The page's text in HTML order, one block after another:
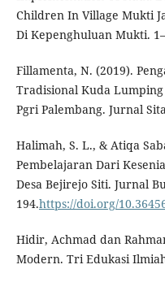
Children In Village Mukti
Di Kepenghuluan Mukti.
Fillamenta, N. (2019).
Tradisional Kuda
Pgri Palembang. Jurnal
Halimah, S. L., & Atiqa
Pembelajaran Dari
Desa Bejirejo Siti. Jurnal
194.https://doi.org/
Hidir, Achmad dan
Modern. Tri Edukasi